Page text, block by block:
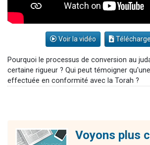
Voir la vidéo
Pourquoi le processus de conversion au
certaine rigueur ? Qui peut témoigner
effectuée en conformité avec la Torah ?
Voyons plus